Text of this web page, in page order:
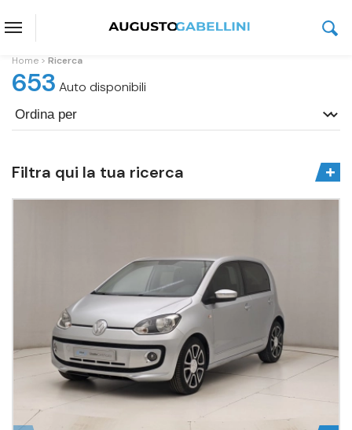
Home Ricerca
653 Auto disponibili
Filtra qui la tua ricerca